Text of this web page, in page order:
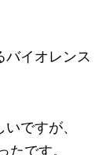
イオレンス
ですが、
です。